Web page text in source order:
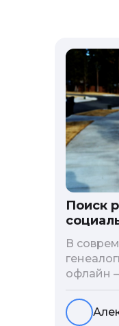
Поиск
В
офлайн
мы